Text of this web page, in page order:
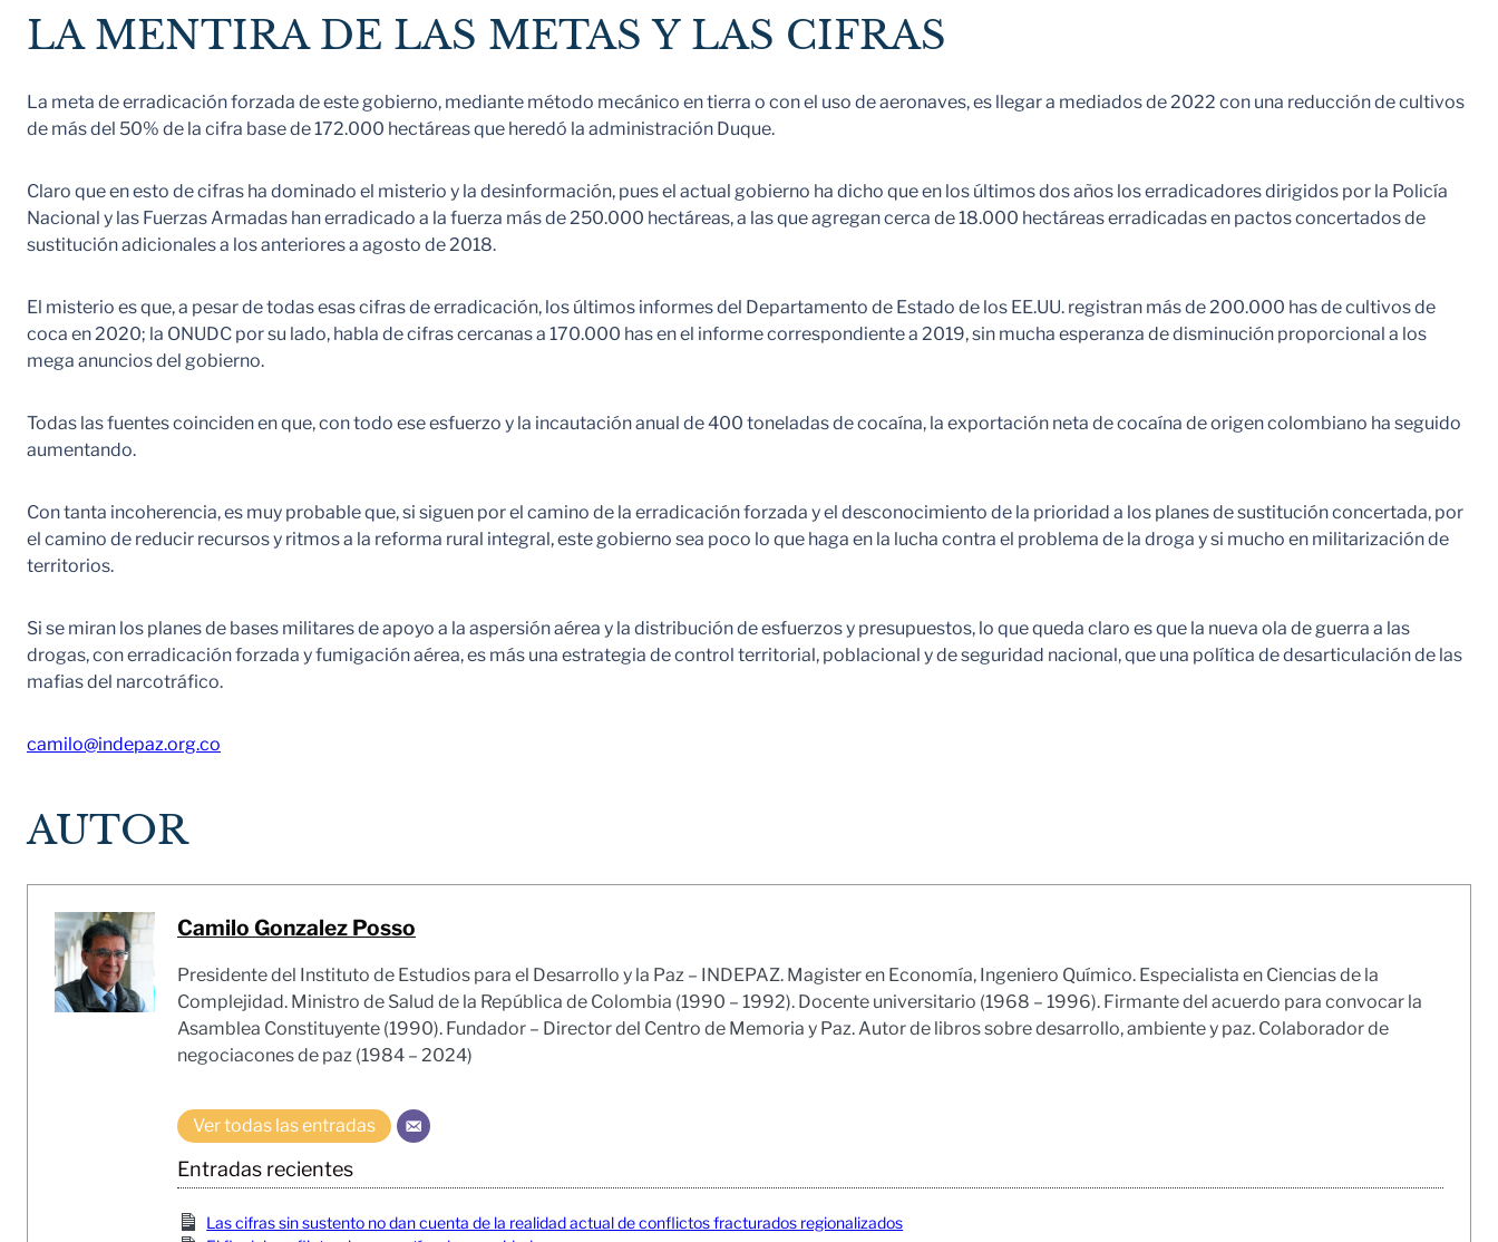
LA MENTIRA DE LAS METAS Y LAS CIFRAS
La meta de erradicación forzada de este gobierno, mediante método mecánico en tierra o con el uso de aeronaves, es llegar a mediados de 2022 con una reducción de cultivos
de más del 50% de la cifra base de 172.000 hectáreas que heredó la administración Duque.
Claro que en esto de cifras ha dominado el misterio y la desinformación, pues el actual gobierno ha dicho que en los últimos dos años los erradicadores dirigidos por la Policía
Nacional y las Fuerzas Armadas han erradicado a la fuerza más de 250.000 hectáreas, a las que agregan cerca de 18.000 hectáreas erradicadas en pactos concertados de
sustitución adicionales a los anteriores a agosto de 2018.
El misterio es que, a pesar de todas esas cifras de erradicación, los últimos informes del Departamento de Estado de los EE.UU. registran más de 200.000 has de cultivos de
coca en 2020; la ONUDC por su lado, habla de cifras cercanas a 170.000 has en el informe correspondiente a 2019, sin mucha esperanza de disminución proporcional a los
mega anuncios del gobierno.
Todas las fuentes coinciden en que, con todo ese esfuerzo y la incautación anual de 400 toneladas de cocaína, la exportación neta de cocaína de origen colombiano ha seguido
aumentando.
Con tanta incoherencia, es muy probable que, si siguen por el camino de la erradicación forzada y el desconocimiento de la prioridad a los planes de sustitución concertada, por
el camino de reducir recursos y ritmos a la reforma rural integral, este gobierno sea poco lo que haga en la lucha contra el problema de la droga y si mucho en militarización de
territorios.
Si se miran los planes de bases militares de apoyo a la aspersión aérea y la distribución de esfuerzos y presupuestos, lo que queda claro es que la nueva ola de guerra a las
drogas, con erradicación forzada y fumigación aérea, es más una estrategia de control territorial, poblacional y de seguridad nacional, que una política de desarticulación de las
mafias del narcotráfico.
camilo@indepaz.org.co
AUTOR
Camilo Gonzalez Posso
Presidente del Instituto de Estudios para el Desarrollo y la Paz – INDEPAZ. Magister en Economía, Ingeniero Químico. Especialista en Ciencias de la
Complejidad. Ministro de Salud de la República de Colombia (1990 – 1992). Docente universitario (1968 – 1996). Firmante del acuerdo para convocar la
Asamblea Constituyente (1990). Fundador – Director del Centro de Memoria y Paz. Autor de libros sobre desarrollo, ambiente y paz. Colaborador de
negociacones de paz (1984 – 2024)
Ver todas las entradas
Entradas recientes
Las cifras sin sustento no dan cuenta de la realidad actual de conflictos fracturados regionalizados